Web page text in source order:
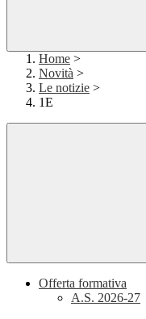
Home >
Novità >
Le notizie >
1E
Offerta formativa
A.S. 2026-27